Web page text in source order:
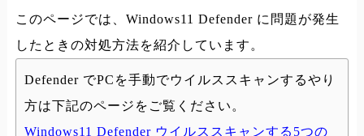
このページでは、Windows11 Defender に問題が発生
したときの対処方法を紹介しています。
Defender でPCを手動でウイルススキャンするやり
方は下記のページをご覧ください。
Windows11 Defender ウイルススキャンする5つの